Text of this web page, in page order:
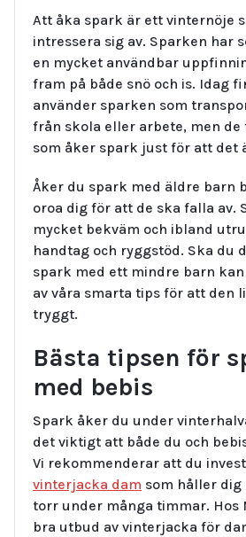
Att åka spark är ett vinternöje
intressera sig av. Sparken har
en mycket användbar
fram på både snö och is. Idag
använder sparken som
från skola eller arbete, men de
som åker spark just för att det
Åker du spark med äldre barn
oroa dig för att de ska falla av.
mycket bekväm och ibland
handtag och ryggstöd. Ska du
spark med ett mindre barn
av våra smarta tips för att den
tryggt.
Bästa tipsen för
med bebis
Spark åker du under
det viktigt att både du och
Vi rekommenderar att du
vinterjacka dam som håller
torr under många timmar. Hos
bra utbud av vinterjacka för